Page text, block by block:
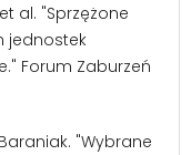
al. "Sprzężone
jednostek
Forum Zaburzeń
"Wybrane